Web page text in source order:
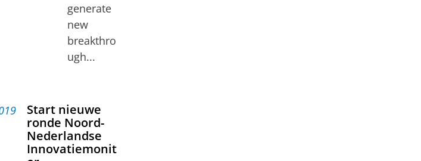
generate
new
breakthro
ugh...
Start nieuwe
ronde Noord-
Nederlandse
Innovatiemonit